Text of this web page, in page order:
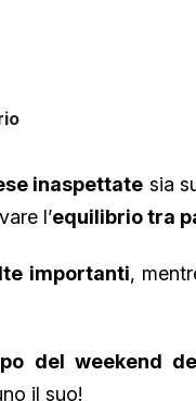
inaspettate sia
l’equilibrio tra
importanti,
del weekend
il suo!